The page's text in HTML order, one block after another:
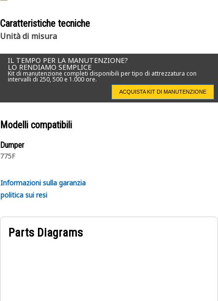
Caratteristiche tecniche
Unità di misura
IL TEMPO PER LA MANUTENZIONE?
LO RENDIAMO SEMPLICE
Kit di manutenzione completi disponibili per tipo di attrezzatura con
intervalli di 250, 500 e 1.000 ore.
ACQUISTA KIT DI MANUTENZIONE
Modelli compatibili
Dumper
775F
Informazioni sulla garanzia
politica sui resi
Parts Diagrams